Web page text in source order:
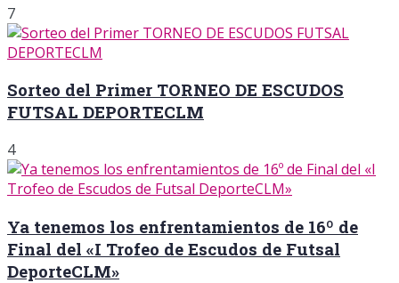
7
Sorteo del Primer TORNEO DE ESCUDOS
FUTSAL DEPORTECLM
4
Ya tenemos los enfrentamientos de 16º de
Final del «I Trofeo de Escudos de Futsal
DeporteCLM»